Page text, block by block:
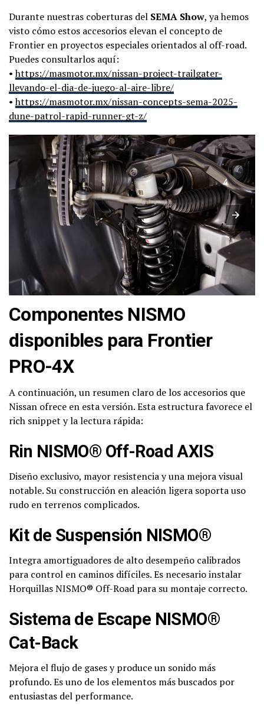
Durante nuestras coberturas del SEMA Show, ya hemos
visto cómo estos accesorios elevan el concepto de
Frontier en proyectos especiales orientados al off-road.
Puedes consultarlos aquí:
•https://masmotor.mx/nissan-project-trailgater-
llevando-el-dia-de-juego-al-aire-libre/
•https://masmotor.mx/nissan-concepts-sema-2025-
dune-patrol-rapid-runner-gt-z/
Componentes NISMO
disponibles para Frontier
PRO-4X
A continuación, un resumen claro de los accesorios que
Nissan ofrece en esta versión. Esta estructura favorece el
rich snippet y la lectura rápida:
Rin NISMO® Off-Road AXIS
Diseño exclusivo, mayor resistencia y una mejora visual
notable. Su construcción en aleación ligera soporta uso
rudo en terrenos complicados.
Kit de Suspensión NISMO®
Integra amortiguadores de alto desempeño calibrados
para control en caminos difíciles. Es necesario instalar
Horquillas NISMO® Off-Road para su montaje correcto.
Sistema de Escape NISMO®
Cat-Back
Mejora el flujo de gases y produce un sonido más
profundo. Es uno de los elementos más buscados por
entusiastas del performance.